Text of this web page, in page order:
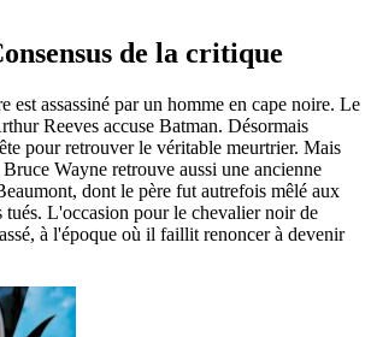
de la critique
est assassiné par un homme en cape noire. Le
Reeves accuse Batman. Désormais
pour retrouver le véritable meurtrier. Mais
Wayne retrouve aussi une ancienne
dont le père fut autrefois mêlé aux
tués. L'occasion pour le chevalier noir de
à l'époque où il faillit renoncer à devenir